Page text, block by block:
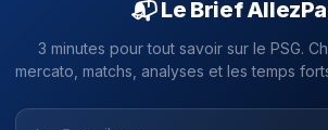
📬 Le Brief
3 minutes pour tout savoir sur le PSG.
mercato, matchs, analyses et les temps